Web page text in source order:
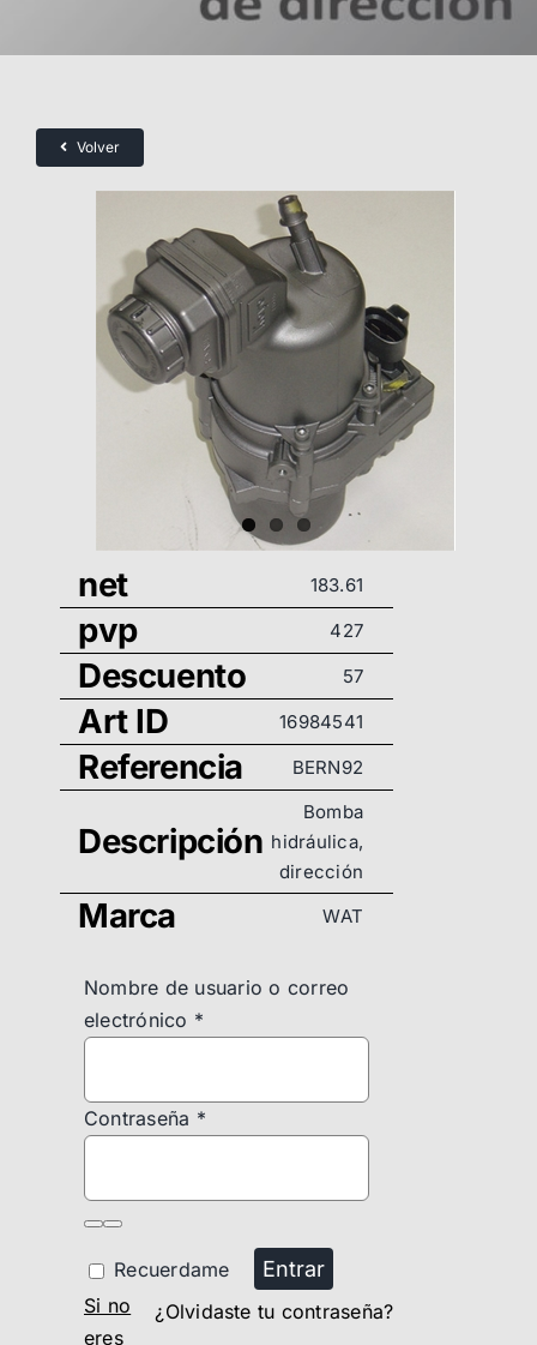
Volver
net 183.61
pvp 427
Descuento 57
Art ID 16984541
Referencia BERN92
Descripción
Bomba
hidráulica,
dirección
Marca WAT
Nombre de usuario o correo
electrónico *
Contraseña *
Recuerdame Entrar
¿Olvidaste tu contraseña?
Si no
eres